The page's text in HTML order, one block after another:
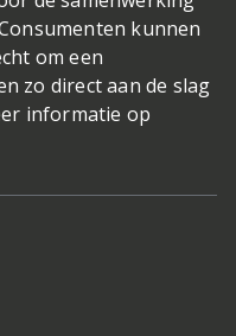
kunnen
om een
zo direct aan de slag
informatie op